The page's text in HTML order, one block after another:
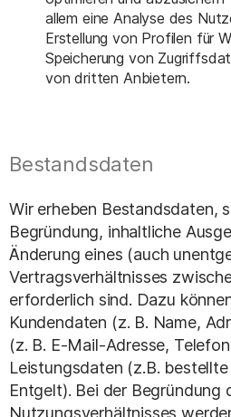
allem eine Analyse des
Erstellung von Profilen für
Speicherung von
von dritten Anbietern.
Bestandsdaten
Wir erheben Bestandsdaten,
Begründung, inhaltliche
Änderung eines (auch
Vertragsverhältnisses
erforderlich sind. Dazu
Kundendaten (z. B. Name,
(z. B. E-Mail-Adresse,
Leistungsdaten (z.B.
Entgelt). Bei der Begründung
Nutzungsverhältnisses